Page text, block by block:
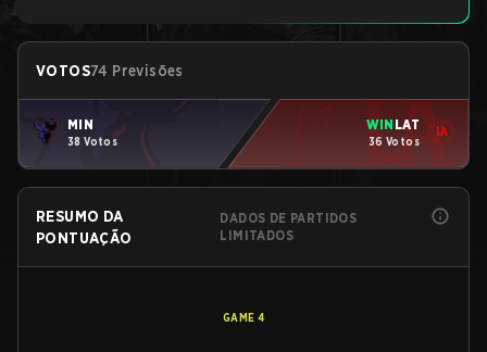
VOTOS74 Previsões
MIN
38 Votos
WIN LAT
36 Votos
RESUMO DA
PONTUAÇÃO
DADOS DE PARTIDOS
LIMITADOS
GAME 4